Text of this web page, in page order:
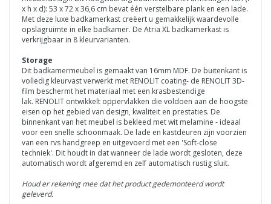
x h x d): 53 x 72 x 36,6 cm bevat één verstelbare plank en een lade.
Met deze luxe badkamerkast creëert u gemakkelijk waardevolle
opslagruimte in elke badkamer. De Atria XL badkamerkast is
verkrijgbaar in 8 kleurvarianten.
Storage
Dit badkamermeubel is gemaakt van 16mm MDF. De buitenkant is
volledig kleurvast verwerkt met RENOLIT coating- de RENOLIT3D-
film beschermt het materiaal met een krasbestendige
lak. RENOLIT ontwikkelt oppervlakken die voldoen aan de hoogste
eisen op het gebied van design, kwaliteit en prestaties. De
binnenkant van het meubel is bekleed met wit melamine - ideaal
voor een snelle schoonmaak. De lade en kastdeuren zijn voorzien
van een rvs handgreep en uitgevoerd met een 'Soft-close
techniek'. Dit houdt in dat wanneer de lade wordt gesloten, deze
automatisch wordt afgeremd en zelf automatisch rustig sluit.
Houd er rekening mee dat het product gedemonteerd wordt
geleverd.